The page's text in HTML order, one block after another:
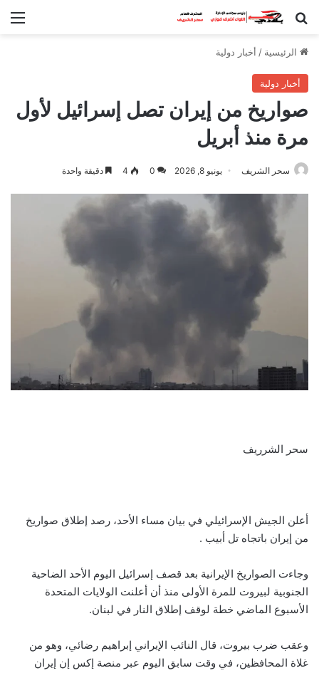
بحث عن
الرئيسية / أخبار دولية
أخبار دولية
صواريخ من إيران تصل إسرائيل لأول
مرة منذ أبريل
سحر الشريف يونيو 8, 2026 0
4 دقيقة واحدة
سحر الشرريف
أعلن الجيش الإسرائيلي في بيان مساء الأحد، رصد إطلاق صواريخ
من إيران باتجاه تل أبيب .
وجاءت الصواريخ الإيرانية بعد قصف إسرائيل اليوم الأحد الضاحية
الجنوبية لبيروت للمرة الأولى منذ أن أعلنت الولايات المتحدة
الأسبوع الماضي خطة لوقف إطلاق النار في لبنان.
وعقب ضرب بيروت، قال النائب الإيراني إبراهيم رضائي، وهو من
غلاة المحافظين، في وقت سابق اليوم عبر منصة إكس إن إيران